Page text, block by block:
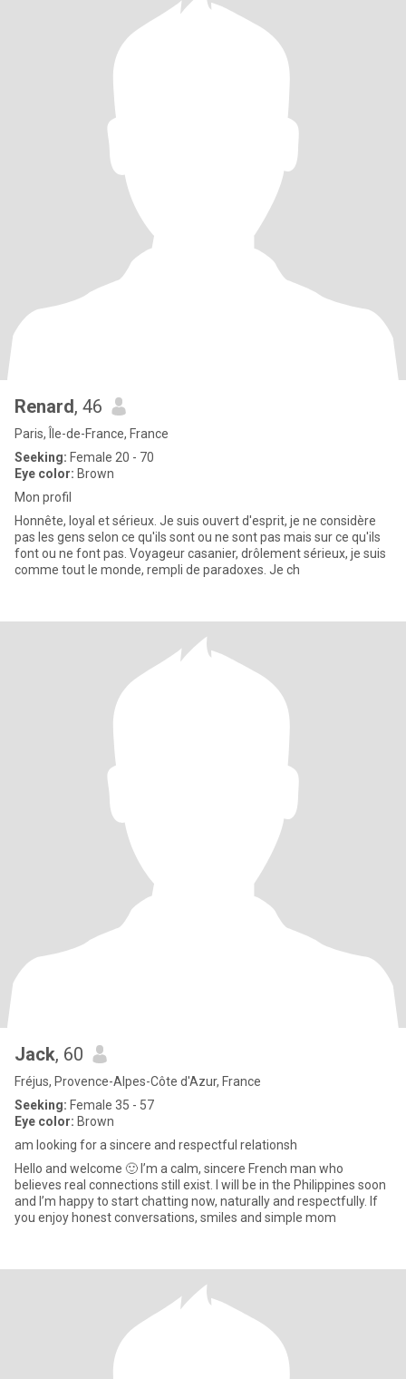
Renard, 46
Paris, Île-de-France, France
Seeking: Female 20 - 70
Eye color: Brown
Mon profil
Honnête, loyal et sérieux. Je suis ouvert d'esprit, je ne considère
pas les gens selon ce qu'ils sont ou ne sont pas mais sur ce qu'ils
font ou ne font pas. Voyageur casanier, drôlement sérieux, je suis
comme tout le monde, rempli de paradoxes. Je ch
Jack, 60
Fréjus, Provence-Alpes-Côte d'Azur, France
Seeking: Female 35 - 57
Eye color: Brown
am looking for a sincere and respectful relationsh
Hello and welcome 🙂 I’m a calm, sincere French man who
believes real connections still exist. I will be in the Philippines soon
and I’m happy to start chatting now, naturally and respectfully. If
you enjoy honest conversations, smiles and simple mom